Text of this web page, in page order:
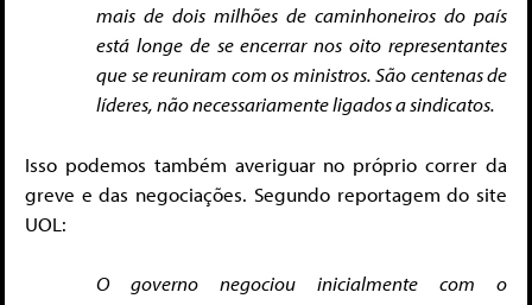
mais de dois milhões de caminhoneiros do país
está longe de se encerrar nos oito representantes
que se reuniram com os ministros. São centenas de
líderes, não necessariamente ligados a sindicatos.
Isso podemos também averiguar no próprio correr da
greve e das negociações. Segundo reportagem do site
UOL:
O governo negociou inicialmente com o